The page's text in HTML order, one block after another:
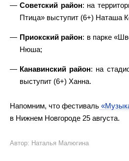
Советский район: на
Птица» выступит (6+) Наташа
Приокский район: в парке
Нюша;
Канавинский район: на
выступит (6+) Ханна.
Напомним, что фестиваль
в Нижнем Новгороде 25 августа.
Автор: Наталья Малюгина